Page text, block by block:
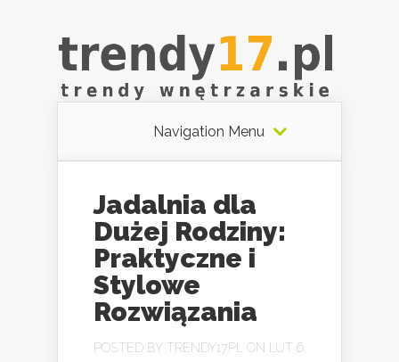
Navigation Menu
Jadalnia dla
Dużej Rodziny:
Praktyczne i
Stylowe
Rozwiązania
POSTED BY TRENDY17.PL ON LUT 6,